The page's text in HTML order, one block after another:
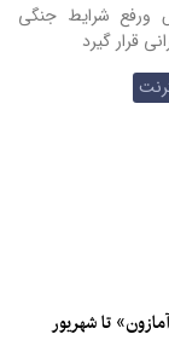
ورفع شرایط جنگی
قرار گیرد
تا شهریور